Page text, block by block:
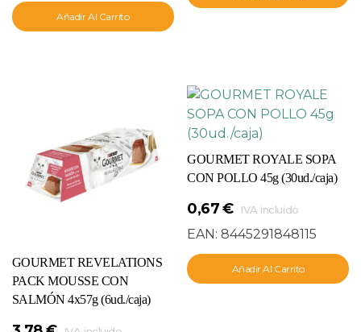
Añadir Al Carrito
GOURMET REVELATIONS
PACK MOUSSE CON
SALMÓN 4x57g (6ud./caja)
GOURMET ROYALE SOPA
CON POLLO 45g (30ud./caja)
0,67€ IVA incluido
EAN:8445291848115
Añadir Al Carrito